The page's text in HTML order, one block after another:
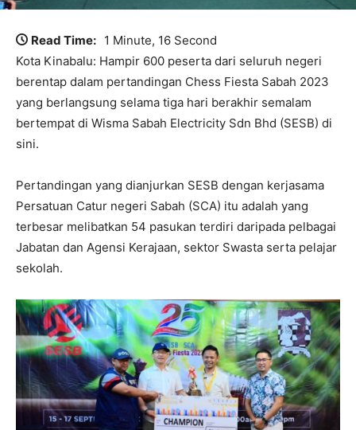
Read Time: 1 Minute, 16 Second
Kota Kinabalu: Hampir 600 peserta dari seluruh negeri
berentap dalam pertandingan Chess Fiesta Sabah 2023
yang berlangsung selama tiga hari berakhir semalam
bertempat di Wisma Sabah Electricity Sdn Bhd (SESB) di
sini.
Pertandingan yang dianjurkan SESB dengan kerjasama
Persatuan Catur negeri Sabah (SCA) itu adalah yang
terbesar melibatkan 54 pasukan terdiri daripada pelbagai
Jabatan dan Agensi Kerajaan, sektor Swasta serta pelajar
sekolah.